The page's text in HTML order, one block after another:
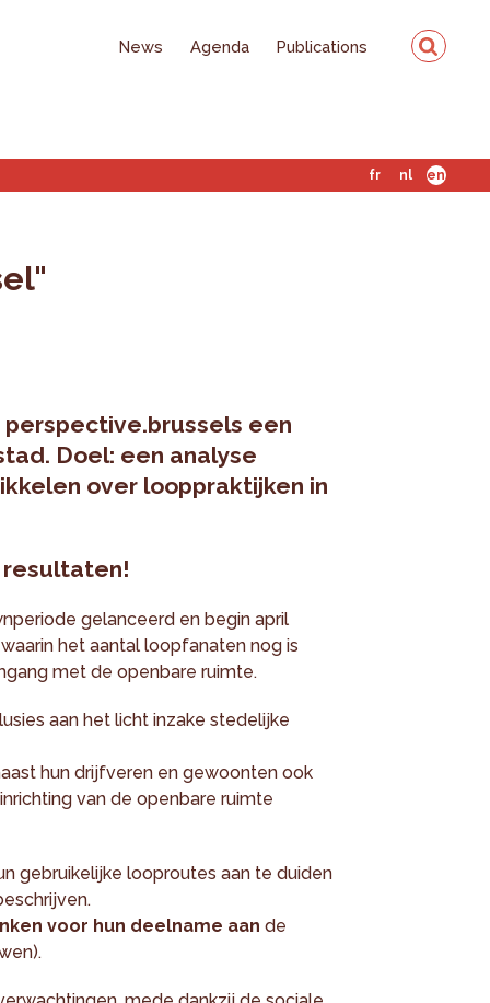
News Agenda Publications
fr nl en
een
Doel: een analyse
over looppraktijken in
gelanceerd en begin april
het aantal loopfanaten nog is
met de openbare ruimte.
aan het licht inzake stedelijke
hun drijfveren en gewoonten ook
van de openbare ruimte
gebruikelijke looproutes aan te duiden
voor hun deelname aan de